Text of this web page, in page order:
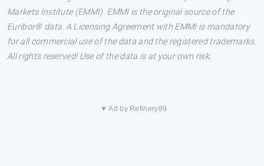
Markets Institute (EMMI). EMMI is the original source of the
Euribor® data. A Licensing Agreement with EMMI is mandatory
for all commercial use of the data and the registered trademarks.
All rights reserved! Use of the data is at your own risk.
▼ Ad by Refinery89